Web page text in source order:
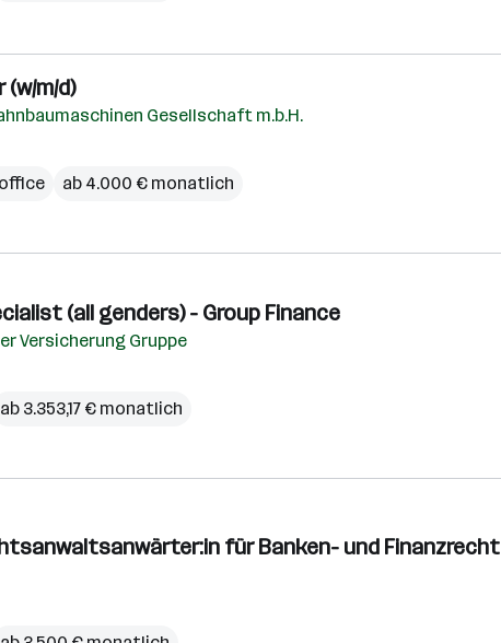
(w/m/d)
Gesellschaft m.b.H.
ab 4.000 € monatlich
(all genders) - Group Finance
Versicherung Gruppe
ab 3.353,17 € monatlich
für Banken- und Finanzrecht